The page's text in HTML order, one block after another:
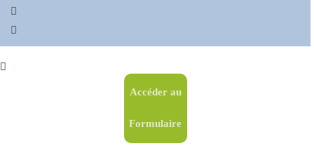
Accéder au
Formulaire